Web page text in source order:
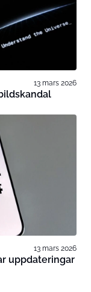
13 mars 2026
13 mars 2026
uppdateringar